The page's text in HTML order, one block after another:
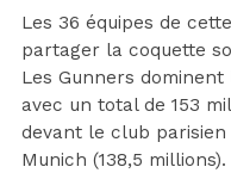
Les 36 équipes de
partager la coquette
Les Gunners
avec un total de 153
devant le club parisien
Munich (138,5 millions).